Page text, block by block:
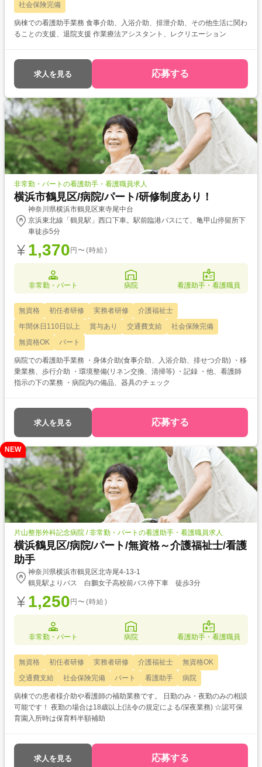
社会保険完備
病棟での看護助手業務 食事介助、入浴介助、排泄介助、その他生活に関わ
ることの支援、退院支援 作業療法アシスタント、レクリエーション
求人を見る 応募する
非常勤・パートの看護助手・看護職員求人
横浜市鶴見区/病院/パート/研修制度あり！
神奈川県横浜市鶴見区東寺尾中台
京浜東北線「鶴見駅」西口下車。駅前臨港バスにて、亀甲山停留所下
車徒歩5分
1,370 円〜(時給)
非常勤・パート 病院 看護助手・看護職員
無資格 初任者研修 実務者研修
介護福祉士
年間休日110日以上
賞与あり 交通費支給
社会保険完備
無資格OK
パート
病院での看護助手業務 ・身体介助(食事介助、入浴介助、排せつ介助) ・移
乗業務、歩行介助 ・環境整備(リネン交換、清掃等) ・記録 ・他、看護師
指示の下の業務 ・病院内の備品、器具のチェック
求人を見る 応募する
NEW
片山整形外科記念病院 / 非常勤・パートの看護助手・看護職員求人
横浜鶴見区/病院/パート/無資格～介護福祉士/看護
助手
神奈川県横浜市鶴見区北寺尾4-13-1
鶴見駅よりバス 白鵬女子高校前バス停下車 徒歩3分
1,250 円〜(時給)
非常勤・パート 病院 看護助手・看護職員
無資格 初任者研修 実務者研修 介護福祉士
無資格OK
交通費支給
社会保険完備 パート 看護助手 病院
病棟での患者様介助や看護師の補助業務です。 日勤のみ・夜勤のみの相談
可能です！ 夜勤の場合は18歳以上(法令の規定による/深夜業務) ☆認可保
育園入所時は保育料半額補助
求人を見る 応募する